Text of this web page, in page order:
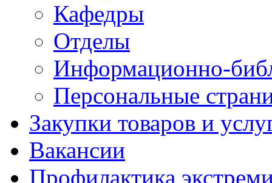
Кафедры
Отделы
Информационно-
Персональные
Закупки товаров и
Вакансии
Профилактика